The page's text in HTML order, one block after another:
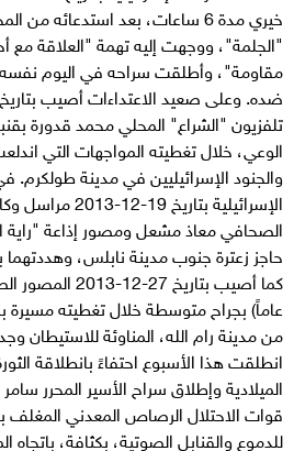
خيري مدة 6 ساعات، بعد استدعائه
"الجلمة"، ووجهت إليه تهمة "العلاقة
مقاومة"، وأطلقت سراحه في اليوم
تلفزيون "الشراع" المحلي محمد قدورة
الوعي، خلال تغطيته المواجهات التي
والجنود الإسرائيليين في مدينة
الإسرائيلية
الصحافي معاذ مشعل ومصور إذاعة
حاجز زعترة جنوب مدينة نابلس، وهددتهما
عاماً) بجراح متوسطة خلال تغطيته مسيرة
من مدينة رام الله، المناوئة للاستيطان
انطلقت هذا الأسبوع احتفاءً بانطلاقة
الميلادية وإطلاق سراح الأسير المحرر
قوات الاحتلال الرصاص المعدني المغلف
للدموع والقنابل الصوتية، بكثافة،